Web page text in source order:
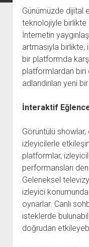
Günümüzde dijital
teknolojiyle birlikte
İnternetin
artmasıyla birlikte,
bir platformda
platformlardan biri
adlandırılan yeni
İnteraktif
Görüntülü showlar,
izleyicilerle
platformlar,
performansları
Geleneksel
izleyici
oynarlar. Canlı
isteklerde
doğrudan